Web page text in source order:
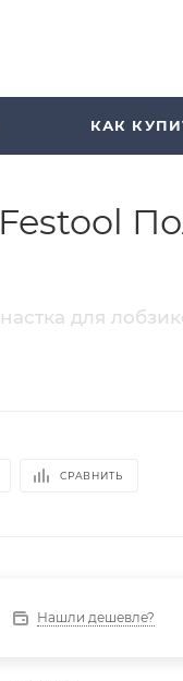
КАК
для
СРАВНИТЬ
Нашли дешевле?